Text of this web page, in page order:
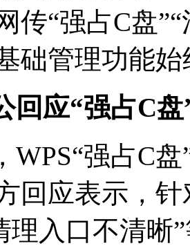
传“强占C盘
础管理功能
回应“强占C
WPS“强占C
回应表示，
理入口不清晰